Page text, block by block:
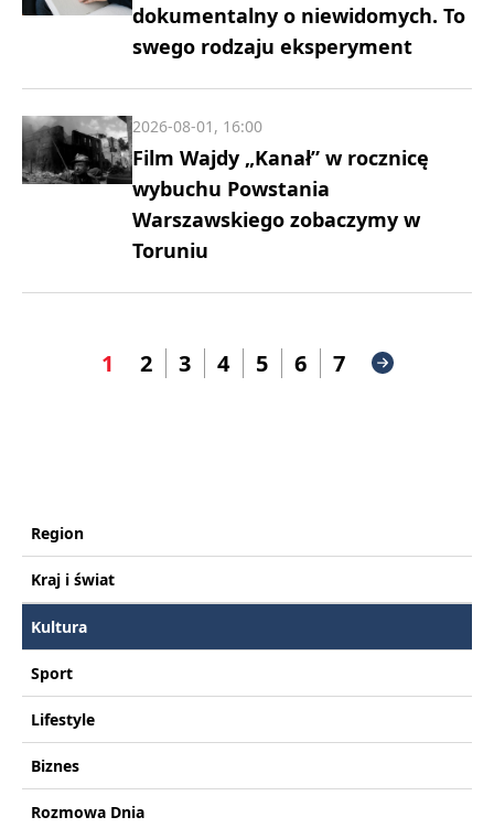
dokumentalny o niewidomych. To
swego rodzaju eksperyment
Film Wajdy „Kanał” w rocznicę
wybuchu Powstania
Warszawskiego zobaczymy w
Toruniu
2026-08-01, 16:00
1 2 3 4 5 6 7
Region
Kraj i świat
Kultura
Sport
Lifestyle
Biznes
Rozmowa Dnia